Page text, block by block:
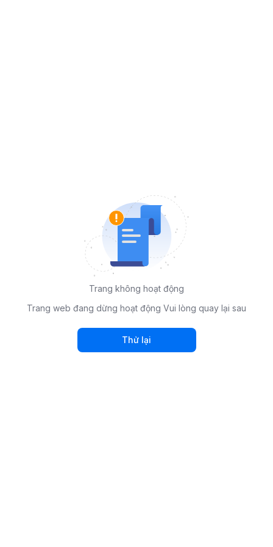
Trang không hoạt động
Trang web đang dừng hoạt động Vui lòng quay lại sau
Thử lại